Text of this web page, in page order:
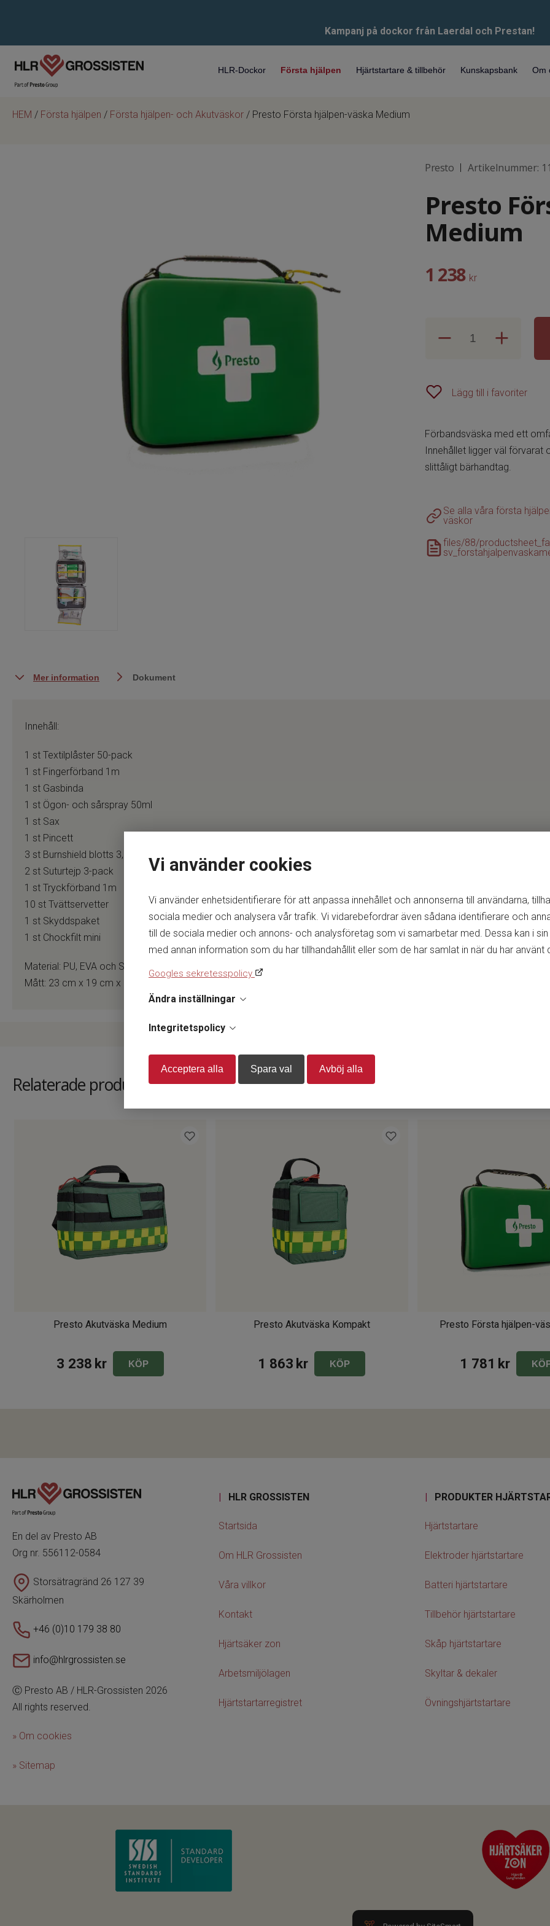
Vi använder cookies
Vi använder enhetsidentifierare för att anpassa innehållet och annonserna till användarna,
sociala medier och analysera vår trafik. Vi vidarebefordrar även sådana identifierare och
till de sociala medier och annons- och analysföretag som vi samarbetar med. Dessa kan i
med annan information som du har tillhandahållit eller som de har samlat in när du har använt
Googles sekretesspolicy
Ändra inställningar
Integritetspolicy
Acceptera alla Spara val Avböj alla
Kampanj på dockor från Laerdal och Prestan!
HLR-Dockor Första hjälpen Hjärtstartare & tillbehör Kunskapsbank Om
HEM / Första hjälpen / Första hjälpen- och Akutväskor / Presto Första hjälpen-väska Medium
Presto | Artikelnummer:
Presto
Medium
1 238 kr
Lägg till i favoriter
Förbandsväska med ett
Innehållet ligger väl förvarat
slittåligt bärhandtag.
Se alla våra första
väskor
files/88/
Mer information
Innehåll:
1 st Textilplåster 50-pack
1 st Fingerförband 1m
1 st Gasbinda
1 st Ögon- och sårspray 50ml
1 st Sax
1 st Pincett
3 st Burnshield blotts 3,5 ml
2 st Suturtejp 3-pack
1 st Tryckförband 1m
10 st Tvättservetter
1 st Skyddspaket
1 st Chockfilt mini
Material: PU, EVA och Spandex
Mått: 23 cm x 19 cm x 8 cm
Dokument
Relaterade produkter
Presto Akutväska Medium
3 238 kr KÖP
Presto Akutväska Kompakt
1 863 kr KÖP
Presto Första hjälpen-
1 781 kr
En del av Presto AB
Org nr. 556112-0584
Storsätragränd 26 127 39
Skärholmen
+46 (0)10 179 38 80
info@hlrgrossisten.se
Ⓒ Presto AB / HLR-Grossisten 2026
All rights reserved.
» Om cookies
» Sitemap
HLR GROSSISTEN
Startsida
Om HLR Grossisten
Våra villkor
Kontakt
Hjärtsäker zon
Arbetsmiljölagen
Hjärtstartarregistret
PRODUKTER
Hjärtstartare
Elektroder hjärtstartare
Batteri hjärtstartare
Tillbehör hjärtstartare
Skåp hjärtstartare
Skyltar & dekaler
Övningshjärtstartare